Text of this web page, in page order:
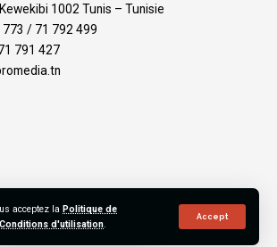
acceptez la Politique de
Conditions d'utilisation.
Accept
1002 Tunis – Tunisie
/ 71 792 499
791 427
Maghrébin, All Rights Reserved